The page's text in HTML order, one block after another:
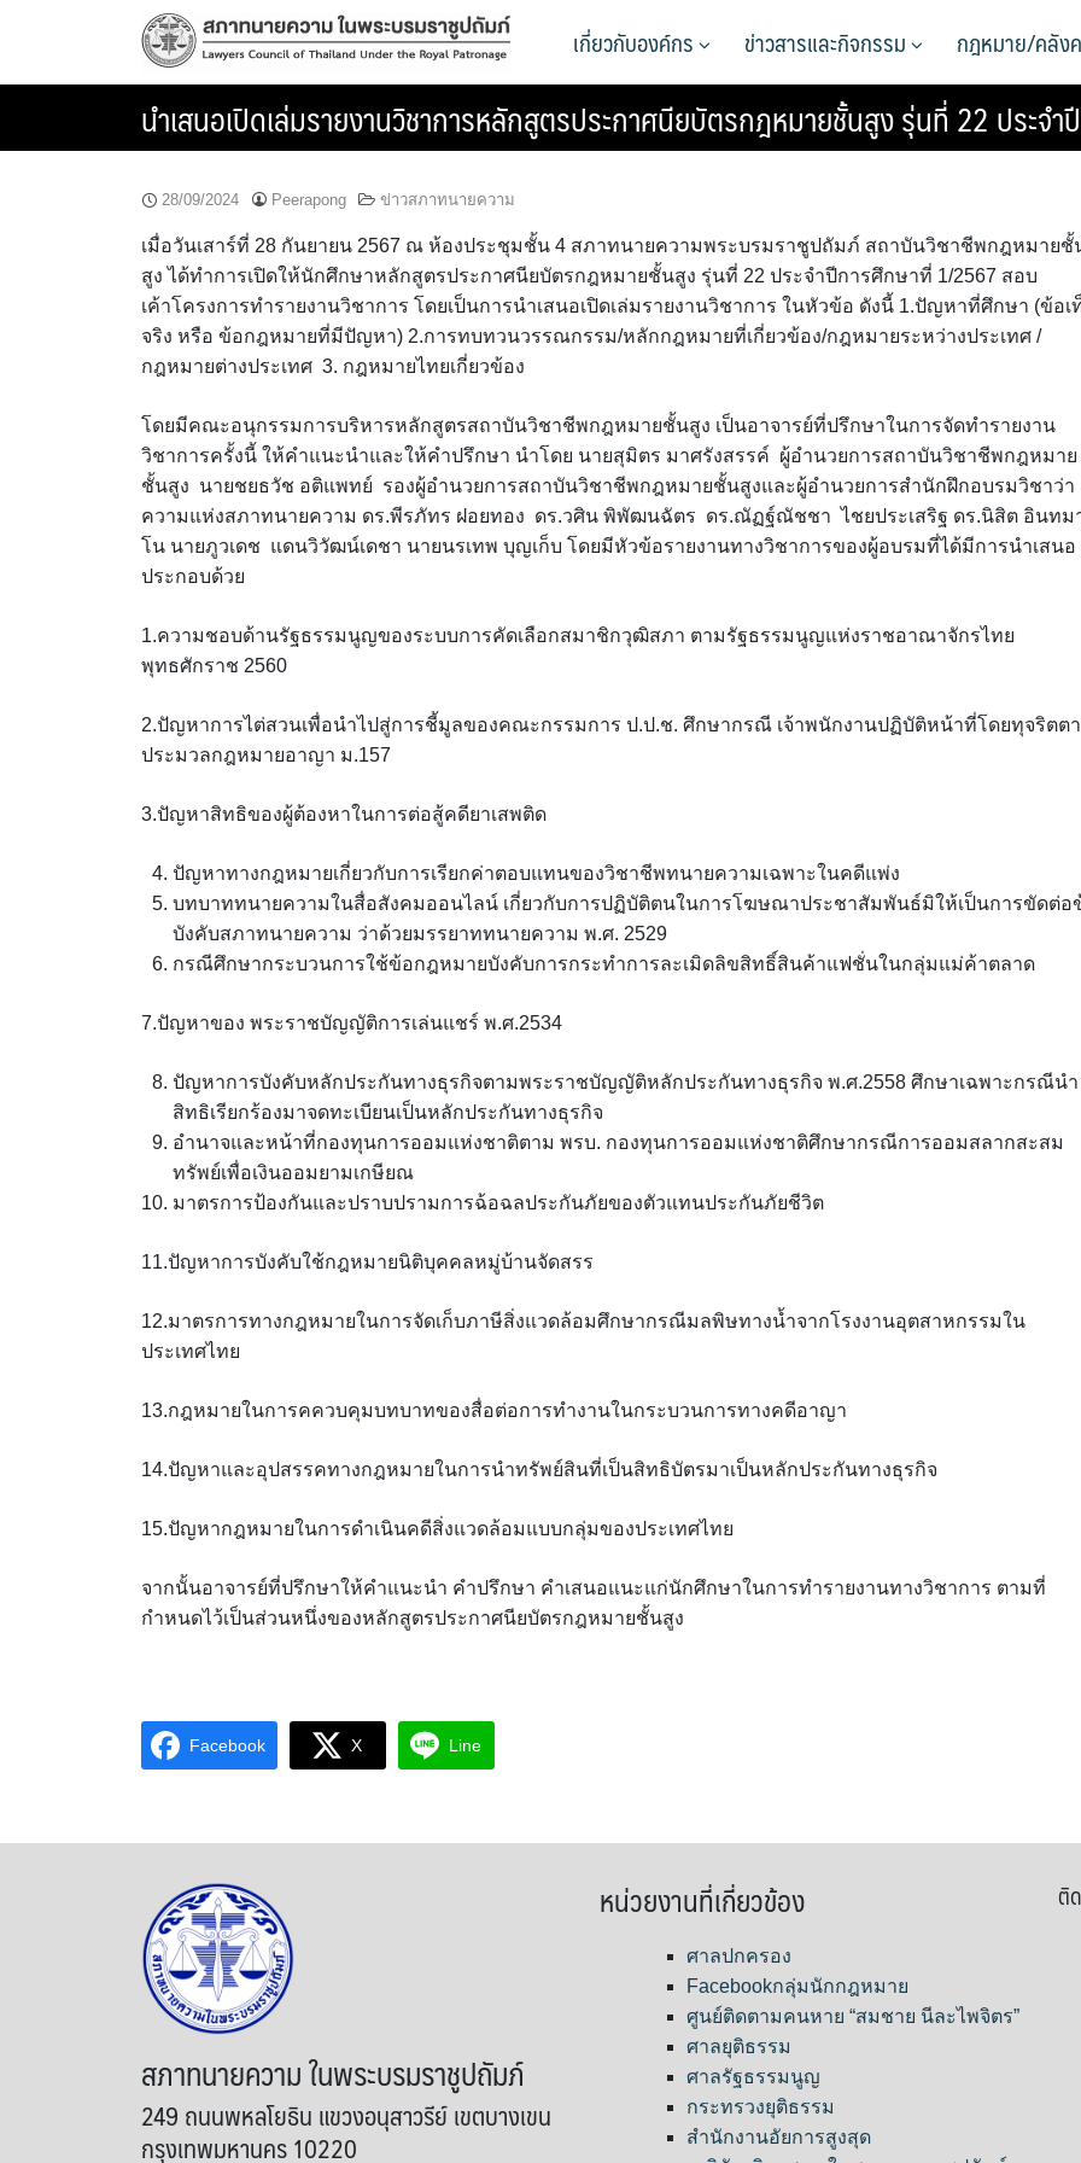
เกี่ยวกับองค์กร ข่าวสารและกิจกรรม กฎหมาย/คลัง
นำเสนอเปิดเล่มรายงานวิชาการหลักสูตรประกาศนียบัตรกฎหมายชั้นสูง รุ่นที่ 22 ประจ
28/09/2024 Peerapong ข่าวสภาทนายความ
เมื่อวันเสาร์ที่ 28 กันยายน 2567 ณ ห้องประชุมชั้น 4 สภาทนายความพระบรมราชูปถัมภ์ สถาบันวิชาชีพกฎหมายชั้
สูง ได้ทำการเปิดให้นักศึกษาหลักสูตรประกาศนียบัตรกฎหมายชั้นสูง รุ่นที่ 22 ประจำปีการศึกษาที่ 1/2567 สอบ
เค้าโครงการทำรายงานวิชาการ โดยเป็นการนำเสนอเปิดเล่มรายงานวิชาการ ในหัวข้อ ดังนี้ 1.ปัญหาที่ศึกษา (ข้อเ
จริง หรือ ข้อกฎหมายที่มีปัญหา) 2.การทบทวนวรรณกรรม/หลักกฎหมายที่เกี่ยวข้อง/กฎหมายระหว่างประเทศ /
กฎหมายต่างประเทศ 3. กฎหมายไทยเกี่ยวข้อง
โดยมีคณะอนุกรรมการบริหารหลักสูตรสถาบันวิชาชีพกฎหมายชั้นสูง เป็นอาจารย์ที่ปรึกษาในการจัดทำรายงาน
วิชาการครั้งนี้ ให้คำแนะนำและให้คำปรึกษา นำโดย นายสุมิตร มาศรังสรรค์ ผู้อำนวยการสถาบันวิชาชีพกฎหมาย
ชั้นสูง นายชยธวัช อติแพทย์ รองผู้อำนวยการสถาบันวิชาชีพกฎหมายชั้นสูงและผู้อำนวยการสำนักฝึกอบรมวิชาว่า
ความแห่งสภาทนายความ ดร.พีรภัทร ฝอยทอง ดร.วศิน พิพัฒนฉัตร ดร.ณัฏฐ์ณัชชา ไชยประเสริฐ ดร.นิสิต อินทม
โน นายภูวเดช แดนวิวัฒน์เดชา นายนรเทพ บุญเก็บ โดยมีหัวข้อรายงานทางวิชาการของผู้อบรมที่ได้มีการนำเสนอ
ประกอบด้วย
1.ความชอบด้านรัฐธรรมนูญของระบบการคัดเลือกสมาชิกวุฒิสภา ตามรัฐธรรมนูญแห่งราชอาณาจักรไทย
พุทธศักราช 2560
2.ปัญหาการไต่สวนเพื่อนำไปสู่การชี้มูลของคณะกรรมการ ป.ป.ช. ศึกษากรณี เจ้าพนักงานปฏิบัติหน้าที่โดยทุจริตต
ประมวลกฎหมายอาญา ม.157
3.ปัญหาสิทธิของผู้ต้องหาในการต่อสู้คดียาเสพติด
ปัญหาทางกฎหมายเกี่ยวกับการเรียกค่าตอบแทนของวิชาชีพทนายความเฉพาะในคดีแพ่ง
บทบาททนายความในสื่อสังคมออนไลน์ เกี่ยวกับการปฏิบัติตนในการโฆษณาประชาสัมพันธ์มิให้เป็นการขัดต่อ
บังคับสภาทนายความ ว่าด้วยมรรยาททนายความ พ.ศ. 2529
กรณีศึกษากระบวนการใช้ข้อกฎหมายบังคับการกระทำการละเมิดลิขสิทธิ์สินค้าแฟชั่นในกลุ่มแม่ค้าตลาด
7.ปัญหาของ พระราชบัญญัติการเล่นแชร์ พ.ศ.2534
ปัญหาการบังคับหลักประกันทางธุรกิจตามพระราชบัญญัติหลักประกันทางธุรกิจ พ.ศ.2558 ศึกษาเฉพาะกรณีนำ
สิทธิเรียกร้องมาจดทะเบียนเป็นหลักประกันทางธุรกิจ
อำนาจและหน้าที่กองทุนการออมแห่งชาติตาม พรบ. กองทุนการออมแห่งชาติศึกษากรณีการออมสลากสะสม
ทรัพย์เพื่อเงินออมยามเกษียณ
มาตรการป้องกันและปราบปรามการฉ้อฉลประกันภัยของตัวแทนประกันภัยชีวิต
11.ปัญหาการบังคับใช้กฎหมายนิติบุคคลหมู่บ้านจัดสรร
12.มาตรการทางกฎหมายในการจัดเก็บภาษีสิ่งแวดล้อมศึกษากรณีมลพิษทางน้ำจากโรงงานอุตสาหกรรมใน
ประเทศไทย
13.กฎหมายในการคควบคุมบทบาทของสื่อต่อการทำงานในกระบวนการทางคดีอาญา
14.ปัญหาและอุปสรรคทางกฎหมายในการนำทรัพย์สินที่เป็นสิทธิบัตรมาเป็นหลักประกันทางธุรกิจ
15.ปัญหากฎหมายในการดำเนินคดีสิ่งแวดล้อมแบบกลุ่มของประเทศไทย
จากนั้นอาจารย์ที่ปรึกษาให้คำแนะนำ คำปรึกษา คำเสนอแนะแก่นักศึกษาในการทำรายงานทางวิชาการ ตามที่
กำหนดไว้เป็นส่วนหนึ่งของหลักสูตรประกาศนียบัตรกฎหมายชั้นสูง
Facebook X Line
สภาทนายความ ในพระบรมราชูปถัมภ์
249 ถนนพหลโยธิน แขวงอนุสาวรีย์ เขตบางเขน
กรุงเทพมหานคร 10220
หน่วยงานที่เกี่ยวข้อง
ศาลปกครอง
Facebookกลุ่มนักกฎหมาย
ศูนย์ติดตามคนหาย “สมชาย นีละไพจิตร”
ศาลยุติธรรม
ศาลรัฐธรรมนูญ
กระทรวงยุติธรรม
สำนักงานอัยการสูงสุด
ติ